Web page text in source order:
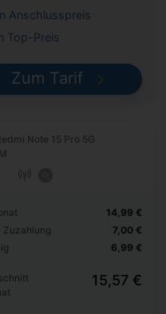
Anschlusspreis
Top-Preis
Zum Tarif
Note 15 Pro 5G
Zuzahlung
14,99 €
7,00 €
6,99 €
15,57 €